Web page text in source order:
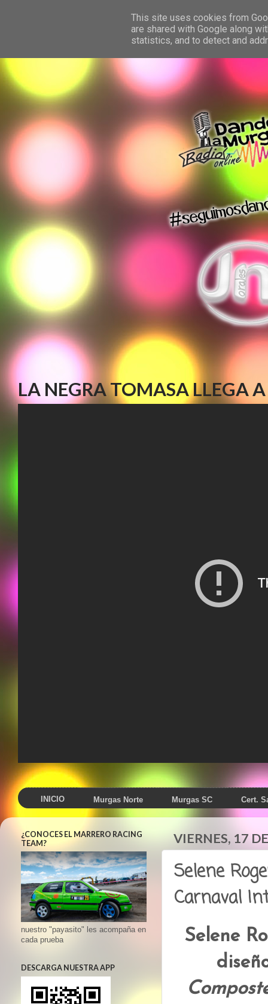
LA NEGRA TOMASA LLEGA
INICIO Murgas Norte Murgas SC Cert.
VIERNES, 17
Selene
Carnaval
Selene
¿CONOCES EL MARRERO RACING
TEAM?
nuestro "payasito" les acompaña en
cada prueba
DESCARGA NUESTRA APP
This site uses cookies from
are shared with Google along
statistics, and to detect and